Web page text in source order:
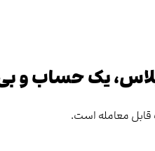
پلاس، یک حساب و
قابل معامله است.